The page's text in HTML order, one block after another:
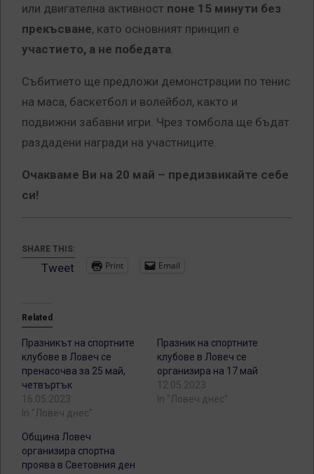
или двигателна активност поне 15 минути без
прекъсване, като основният принцип е
участието, а не победата
Събитието ще предложи демонстрации по тенис
на маса, баскетбол и волейбол, както и
подвижни забавни игри. Чрез томбола ще бъдат
раздадени награди на участниците.
Очакваме Ви на 20 май – предизвикайте себе
си!
SHARE THIS:
Tweet Print Email
Related
Празникът на спортните
клубове в Ловеч се
пренасочва за 25 май,
четвъртък
16.05.2023
In "Ловеч днес"
Празник на спортните
клубове в Ловеч се
организира на 17 май
12.05.2023
In "Ловеч днес"
Община Ловеч
организира спортна
проява в Световния ден